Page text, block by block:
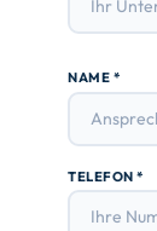
NAME *
TELEFON *